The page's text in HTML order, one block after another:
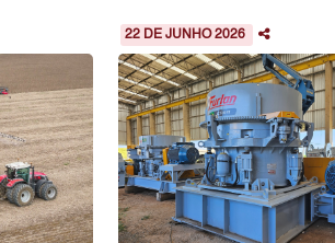
22 DE JUNHO 2026